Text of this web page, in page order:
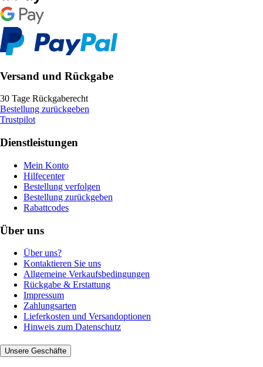
Versand und Rückgabe
30 Tage Rückgaberecht
Bestellung zurückgeben
Trustpilot
Dienstleistungen
Mein Konto
Hilfecenter
Bestellung verfolgen
Bestellung zurückgeben
Rabattcodes
Über uns
Über uns?
Kontaktieren Sie uns
Allgemeine Verkaufsbedingungen
Rückgabe & Erstattung
Impressum
Zahlungsarten
Lieferkosten und Versandoptionen
Hinweis zum Datenschutz
Unsere Geschäfte